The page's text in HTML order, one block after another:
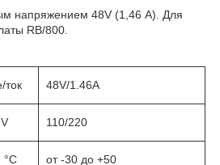
напряжением 48V (1,46 А). Для
RB/800.
ток 48V/1.46A
110/220
°С от -30 до +50